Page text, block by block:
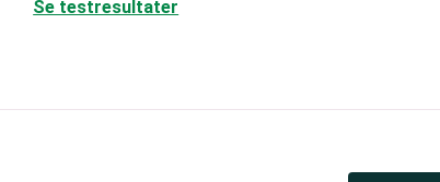
Se testresultater